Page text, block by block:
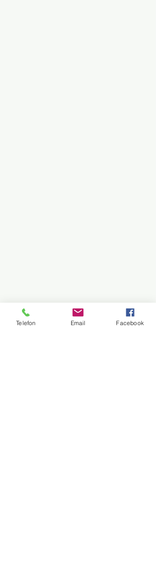
Telefon Email Facebook